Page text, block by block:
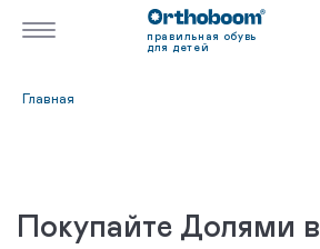
правильная обувь
для детей
Главная
Покупайте Долями в